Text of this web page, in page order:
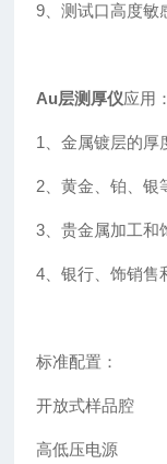
9、测试口高度敏
Au层测厚仪应用：
1、金属镀层的厚
2、黄金、铂、银
3、贵金属加工和
4、银行、饰销售
标准配置：
开放式样品腔
高低压电源